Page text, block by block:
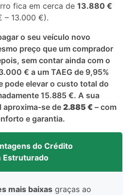
fica em cerca de 13.880 €
– 13.000 €).
o seu veículo novo
preço que um comprador
sem contar ainda com o
€ a um TAEG de 9,95%
pode elevar o custo total do
15.885 €. A sua
de2.885 € – com
e garantia.
do Crédito
Estruturado
mais baixas graças ao